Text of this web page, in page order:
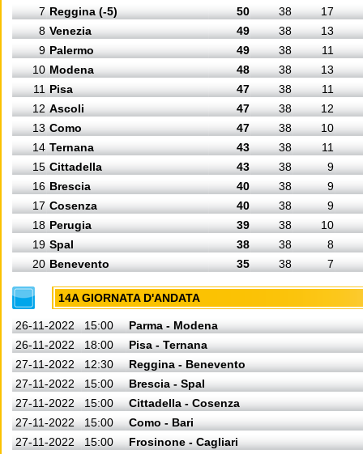
7 Reggina (-5) 50 38
17
8 Venezia 49 38
13
9 Palermo 49 38
11
10 Modena 48 38
13
11 Pisa 47 38
11
12 Ascoli 47 38
12
13 Como 47 38
10
14 Ternana 43 38
11
15 Cittadella 43 38
9
16 Brescia 40 38
9
17 Cosenza 40 38
9
18 Perugia 39 38
10
19 Spal 38 38
8
20 Benevento 35 38 7
14A GIORNATA D'ANDATA
26-11-2022 15:00
Parma - Modena
26-11-2022
18:00
Pisa - Ternana
27-11-2022
12:30
Reggina - Benevento
27-11-2022
15:00
Brescia - Spal
27-11-2022
15:00
Cittadella - Cosenza
27-11-2022
15:00
Como - Bari
27-11-2022
15:00
Frosinone - Cagliari